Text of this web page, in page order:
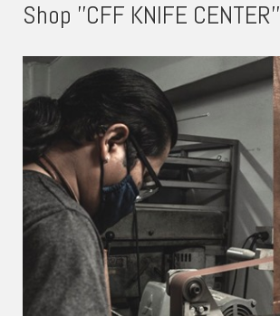
Shop ''CFF KNIFE CENTER''